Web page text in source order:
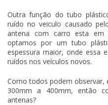
Outra função dotubo
ruído no veiculo causado
antena com carro esta em
optamos por umtubo
espessura maior, onde essa
ruídos nos veículos novos.
Como todos podem observar,
300mm a 400mm, então
antenas?